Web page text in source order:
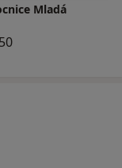
Mladá